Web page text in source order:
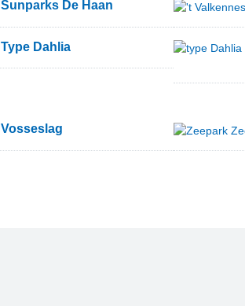
Sunparks De Haan
Type Dahlia
Vosseslag